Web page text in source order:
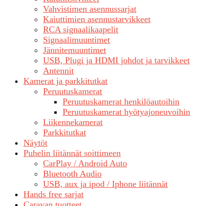
Vahvistimen asennussarjat
Kaiuttimien asennustarvikkeet
RCA signaalikaapelit
Signaalimuuntimet
Jännitemuuntimet
USB, Plugi ja HDMI johdot ja tarvikkeet
Antennit
Kamerat ja parkkitutkat
Peruutuskamerat
Peruutuskamerat henkilöautoihin
Peruutuskamerat hyötyajoneuvoihin
Liikennekamerat
Parkkitutkat
Näytöt
Puhelin liitännät soittimeen
CarPlay / Android Auto
Bluetooth Audio
USB, aux ja ipod / Iphone liitännät
Hands free sarjat